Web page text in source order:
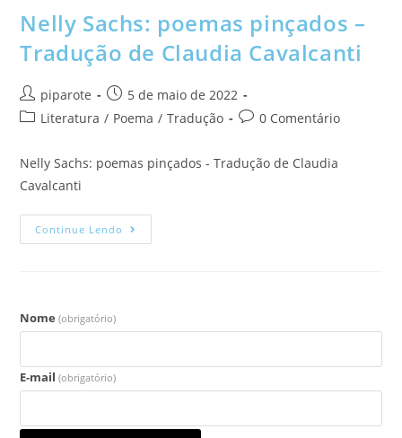
Nelly Sachs: poemas pinçados –
Tradução de Claudia Cavalcanti
piparote
5 de maio de 2022
Literatura / Poema / Tradução 0 Comentário
Nelly Sachs: poemas pinçados - Tradução de Claudia
Cavalcanti
Continue Lendo
Nome (obrigatório)
E-mail (obrigatório)